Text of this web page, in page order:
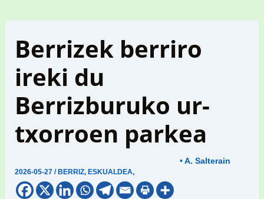
Berrizek berriro
ireki du
Berrizburuko ur-
txorroen parkea
2026-05-27/ BERRIZ, ESKUALDEA,
• A. Salterain